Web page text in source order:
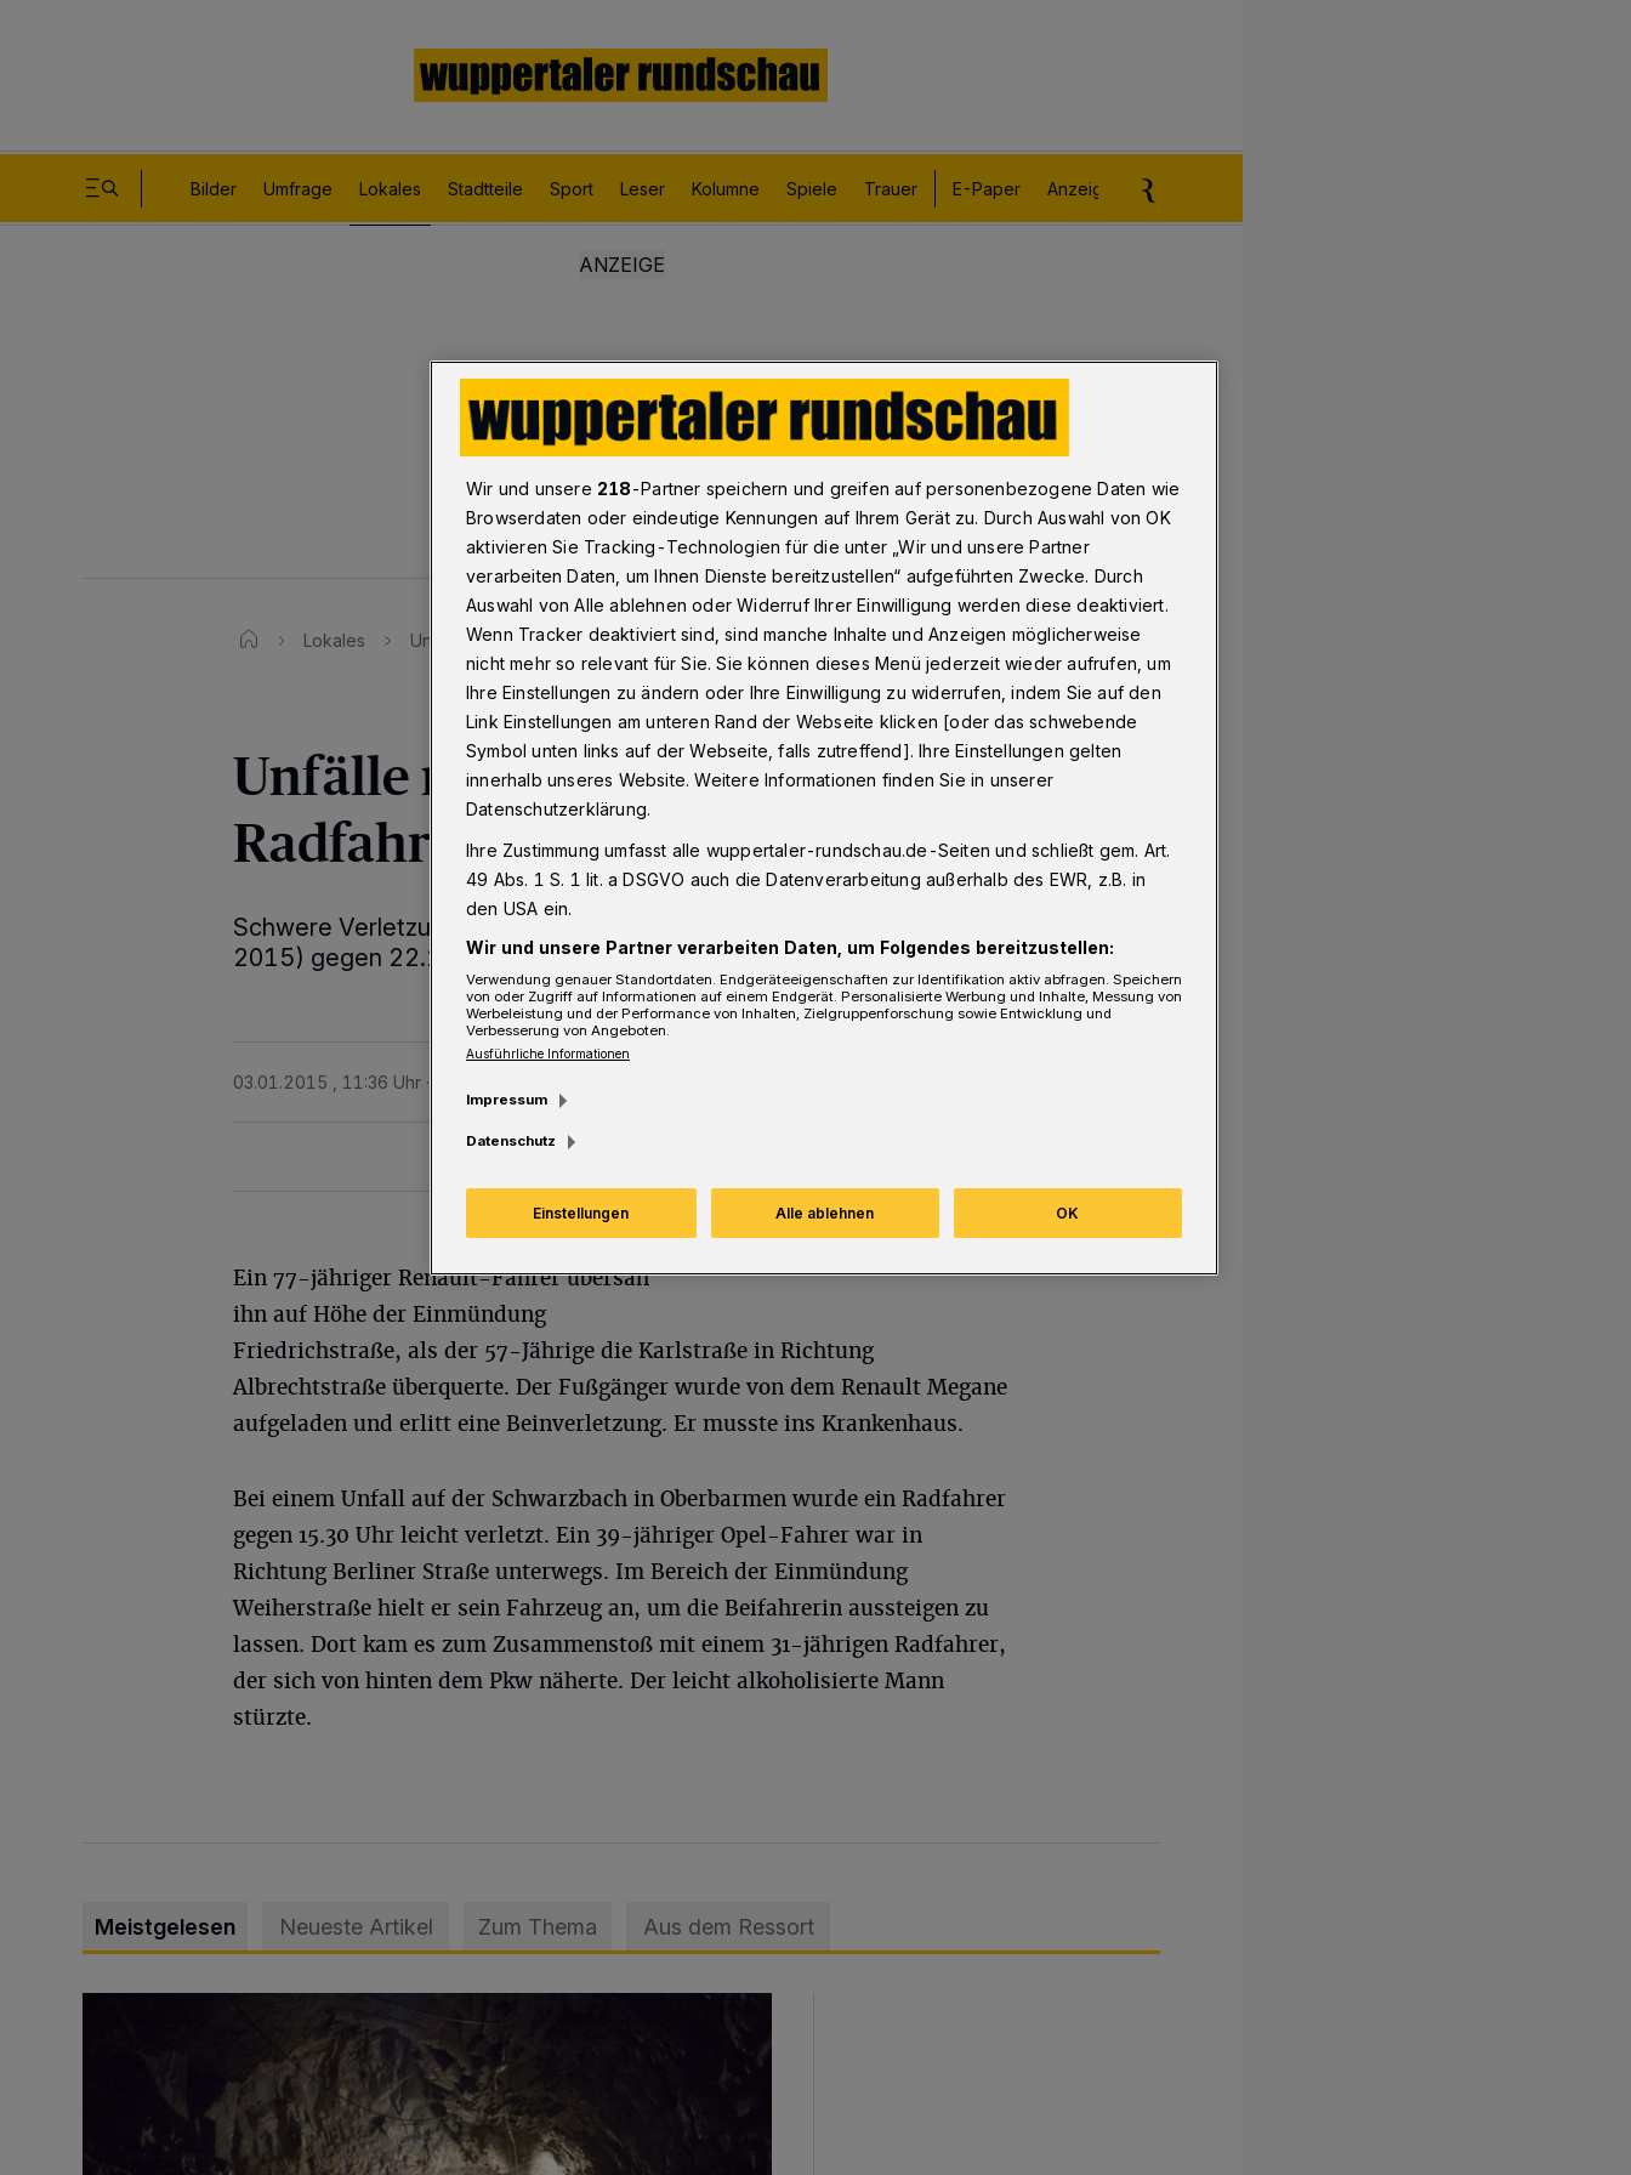
Bilder Umfrage Lokales Stadtteile Sport Leser Kolumne Spiele Trauer E-Paper Anzeigen aufgeben
Lokales Unfälle mit Fußgänger und Radfahrer
Unfälle mit Fußgänger und
Radfahrer
Schwere Verletzungen hat sich ein Fußgänger am Freitag (2. Januar
2015) gegen 22.20 Uhr auf der Wuppertaler Karlstraße zugezogen.
03.01.2015 , 11:36 Uhr
Ein 77-jähriger Renault-Fahrer übersah
ihn auf Höhe der Einmündung
Friedrichstraße, als der 57-Jährige die Karlstraße in Richtung
Albrechtstraße überquerte. Der Fußgänger wurde von dem Renault Megane
aufgeladen und erlitt eine Beinverletzung. Er musste ins Krankenhaus.
Bei einem Unfall auf der Schwarzbach in Oberbarmen wurde ein Radfahrer
gegen 15.30 Uhr leicht verletzt. Ein 39-jähriger Opel-Fahrer war in
Richtung Berliner Straße unterwegs. Im Bereich der Einmündung
Weiherstraße hielt er sein Fahrzeug an, um die Beifahrerin aussteigen zu
lassen. Dort kam es zum Zusammenstoß mit einem 31-jährigen Radfahrer,
der sich von hinten dem Pkw näherte. Der leicht alkoholisierte Mann
stürzte.
Meistgelesen Neueste Artikel Zum Thema Aus dem Ressort
Wir und unsere 218-Partner speichern und greifen auf personenbezogene Daten wie
Browserdaten oder eindeutige Kennungen auf Ihrem Gerät zu. Durch Auswahl von OK
aktivieren Sie Tracking-Technologien für die unter „Wir und unsere Partner
verarbeiten Daten, um Ihnen Dienste bereitzustellen“ aufgeführten Zwecke. Durch
Auswahl von Alle ablehnen oder Widerruf Ihrer Einwilligung werden diese deaktiviert.
Wenn Tracker deaktiviert sind, sind manche Inhalte und Anzeigen möglicherweise
nicht mehr so relevant für Sie. Sie können dieses Menü jederzeit wieder aufrufen, um
Ihre Einstellungen zu ändern oder Ihre Einwilligung zu widerrufen, indem Sie auf den
Link Einstellungen am unteren Rand der Webseite klicken [oder das schwebende
Symbol unten links auf der Webseite, falls zutreffend]. Ihre Einstellungen gelten
innerhalb unseres Website. Weitere Informationen finden Sie in unserer
Datenschutzerklärung.
Ihre Zustimmung umfasst alle wuppertaler-rundschau.de-Seiten und schließt gem. Art.
49 Abs. 1 S. 1 lit. a DSGVO auch die Datenverarbeitung außerhalb des EWR, z.B. in
den USA ein.
Wir und unsere Partner verarbeiten Daten, um Folgendes bereitzustellen:
Verwendung genauer Standortdaten. Endgeräteeigenschaften zur Identifikation aktiv abfragen. Speichern
von oder Zugriff auf Informationen auf einem Endgerät. Personalisierte Werbung und Inhalte, Messung von
Werbeleistung und der Performance von Inhalten, Zielgruppenforschung sowie Entwicklung und
Verbesserung von Angeboten.
Ausführliche Informationen
Impressum
Datenschutz
Einstellungen Alle ablehnen OK